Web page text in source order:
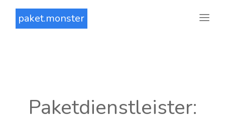
paket.monster
Paketdienstleister: